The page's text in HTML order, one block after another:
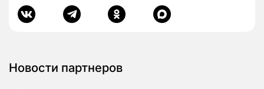
Новости партнеров